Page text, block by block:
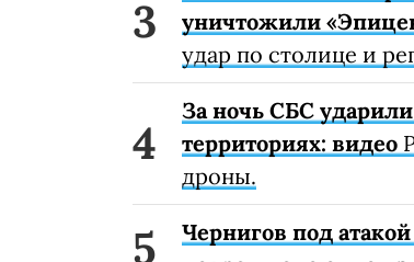
уничтожили
удар по столице и
За ночь СБС
территориях: видео
дроны.
Чернигов под